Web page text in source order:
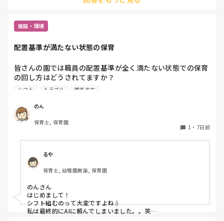
を作っていくことは大事な事だと思います。
もしその場で同時にトラブルが起こった際は、優先度をつけて
もし手が出てることがあったら、そっちの対応をして、あとで
「~された」とか言いに来てくれるのであれば、ちゃんと嫌だ
ったことを相手に伝えるべきだと思うので、時間差があっても
その2人を呼んで話を聞くようにしています。ひとつひとつ積
み重ねが大事だとわたしは思うので、少しの喧嘩でもちゃんと
施設・環境
配置基準が満たない状態の保育
皆さんの園では職員の配置基準が全く満たない状態での保育
の回し方はどうされてますか？
うちの園で今主任としてシフトを組んでいるんですが、毎日
シフトに入れる方も少なくてシフトに入れる方は早番遅番の
繰り返しのような状態で働いてもらっています、今のところ
そのシフトに入れる先生方に残業をしてもらい配置基準を満
ょうか？園長は保育士ではないので配置基準が満たされてな
いといくら言っても居るメンバーでやるしかないでしょの一
点張りです。
産休育休中の保護者にお休みのご協力をしてもらえないか？
と打診したところ役所に通報され園長が配置基準は満たして
いるのに職員が勝手に保護者にお願いしたと言われてしまい
お休みのご協力はしてもらわないという事になりました、保
護者にお願いしてしまった私たちが悪かったのは重々承知し
シフト トラブル 園長先生
のん
保育士, 保育園
1 ・ 7日前
るや
保育士, 幼稚園教諭, 保育園
のんさん
はじめまして！
シフト組むのって大変ですよね💧
私は最終的にAIに頼んでしまいました。。笑